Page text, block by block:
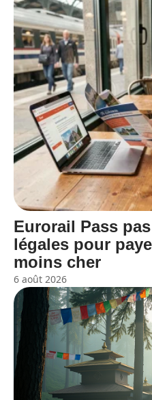
Eurorail Pass
légales pour
moins cher
6 août 2026